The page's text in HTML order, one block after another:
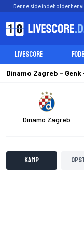
Denne side indeholder
LIVESCORE
Dinamo Zagreb - Genk
Dinamo Zagreb
Kamp